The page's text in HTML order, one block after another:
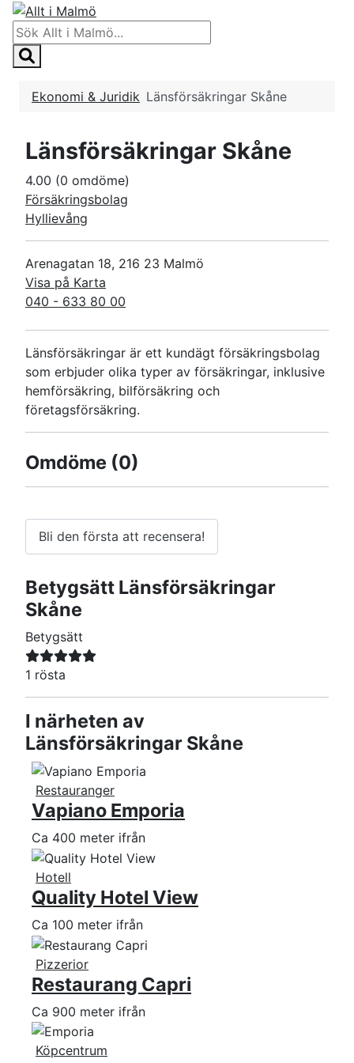
Ekonomi & Juridik Länsförsäkringar Skåne
Länsförsäkringar Skåne
4.00 (0 omdöme)
Försäkringsbolag
Hyllievång
Arenagatan 18, 216 23 Malmö
Visa på Karta
040 - 633 80 00
Länsförsäkringar är ett kundägt försäkringsbolag
som erbjuder olika typer av försäkringar, inklusive
hemförsäkring, bilförsäkring och
företagsförsäkring.
Omdöme (0)
Bli den första att recensera!
Betygsätt Länsförsäkringar
Skåne
Betygsätt
1 rösta
I närheten av
Länsförsäkringar Skåne
Restauranger
Vapiano Emporia
Ca 400 meter ifrån
Hotell
Quality Hotel View
Ca 100 meter ifrån
Pizzerior
Restaurang Capri
Ca 900 meter ifrån
Köpcentrum